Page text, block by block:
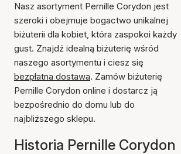
Nasz asortyment Pernille Corydon jest
szeroki i obejmuje bogactwo unikalnej
biżuterii dla kobiet, która zaspokoi każdy
gust. Znajdź idealną biżuterię wśród
naszego asortymentu i ciesz się
bezpłatna dostawa. Zamów biżuterię
Pernille Corydon online i dostarcz ją
bezpośrednio do domu lub do
najbliższego sklepu.
Historia Pernille Corydon